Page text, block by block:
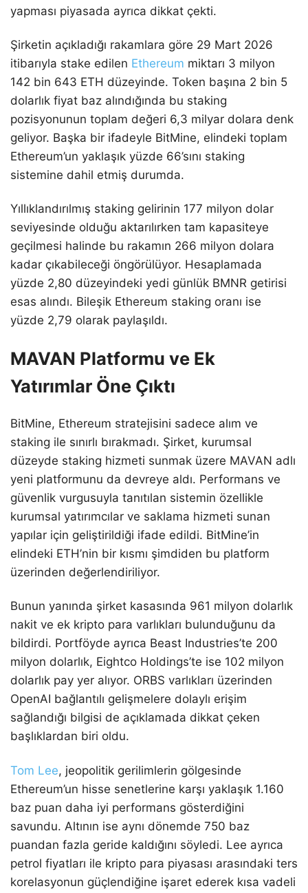
yapması piyasada ayrıca dikkat çekti.
Şirketin açıkladığı rakamlara göre 29 Mart 2026
itibarıyla stake edilen Ethereum miktarı 3 milyon
142 bin 643 ETH düzeyinde. Token başına 2 bin 5
dolarlık fiyat baz alındığında bu staking
pozisyonunun toplam değeri 6,3 milyar dolara denk
geliyor. Başka bir ifadeyle BitMine, elindeki toplam
Ethereum’un yaklaşık yüzde 66’sını staking
sistemine dahil etmiş durumda.
Yıllıklandırılmış staking gelirinin 177 milyon dolar
seviyesinde olduğu aktarılırken tam kapasiteye
geçilmesi halinde bu rakamın 266 milyon dolara
kadar çıkabileceği öngörülüyor. Hesaplamada
yüzde 2,80 düzeyindeki yedi günlük BMNR getirisi
esas alındı. Bileşik Ethereum staking oranı ise
yüzde 2,79 olarak paylaşıldı.
MAVAN Platformu ve Ek
Yatırımlar Öne Çıktı
BitMine, Ethereum stratejisini sadece alım ve
staking ile sınırlı bırakmadı. Şirket, kurumsal
düzeyde staking hizmeti sunmak üzere MAVAN adlı
yeni platformunu da devreye aldı. Performans ve
güvenlik vurgusuyla tanıtılan sistemin özellikle
kurumsal yatırımcılar ve saklama hizmeti sunan
yapılar için geliştirildiği ifade edildi. BitMine’in
elindeki ETH’nin bir kısmı şimdiden bu platform
üzerinden değerlendiriliyor.
Bunun yanında şirket kasasında 961 milyon dolarlık
nakit ve ek kripto para varlıkları bulunduğunu da
bildirdi. Portföyde ayrıca Beast Industries’te 200
milyon dolarlık, Eightco Holdings’te ise 102 milyon
dolarlık pay yer alıyor. ORBS varlıkları üzerinden
OpenAI bağlantılı gelişmelere dolaylı erişim
sağlandığı bilgisi de açıklamada dikkat çeken
başlıklardan biri oldu.
Tom Lee, jeopolitik gerilimlerin gölgesinde
Ethereum’un hisse senetlerine karşı yaklaşık 1.160
baz puan daha iyi performans gösterdiğini
savundu. Altının ise aynı dönemde 750 baz
puandan fazla geride kaldığını söyledi. Lee ayrıca
petrol fiyatları ile kripto para piyasası arasındaki ters
korelasyonun güçlendiğine işaret ederek kısa vadeli